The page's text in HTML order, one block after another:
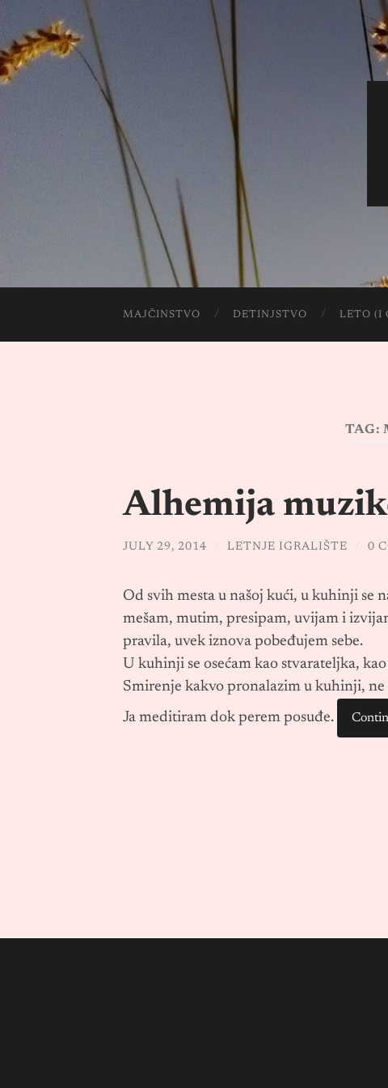
MAJČINSTVO DETINJSTVO LETO (I
TAG:
Alhemija
JULY 29, 2014 / LETNJE IGRALIŠTE / 0
Od svih mesta u našoj kući, u kuhinji se
mešam, mutim, presipam, uvijam i
pravila, uvek iznova pobeđujem sebe.
U kuhinji se osećam kao stvarateljka,
Smirenje kakvo pronalazim u kuhinji,
Ja meditiram dok perem posuđe.